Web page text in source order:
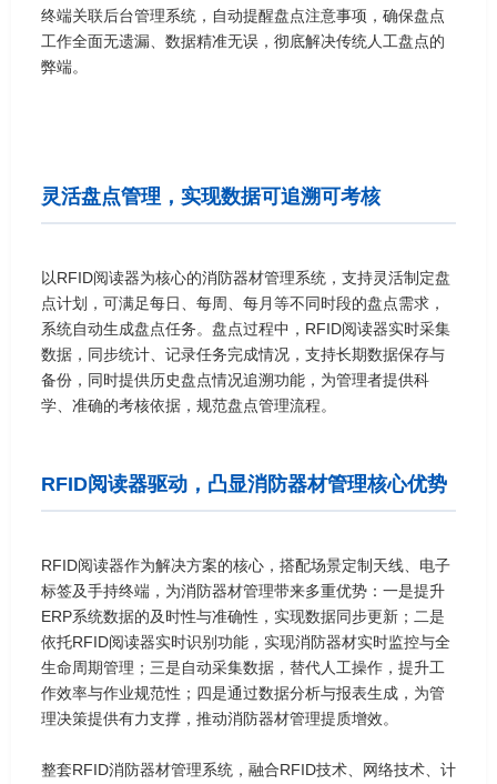
终端关联后台管理系统，自动提醒盘点注意事项，确保盘点
工作全面无遗漏、数据精准无误，彻底解决传统人工盘点的
弊端。
灵活盘点管理，实现数据可追溯可考核
以RFID阅读器为核心的消防器材管理系统，支持灵活制定盘
点计划，可满足每日、每周、每月等不同时段的盘点需求，
系统自动生成盘点任务。盘点过程中，RFID阅读器实时采集
数据，同步统计、记录任务完成情况，支持长期数据保存与
备份，同时提供历史盘点情况追溯功能，为管理者提供科
学、准确的考核依据，规范盘点管理流程。
RFID阅读器驱动，凸显消防器材管理核心优势
RFID阅读器作为解决方案的核心，搭配场景定制天线、电子
标签及手持终端，为消防器材管理带来多重优势：一是提升
ERP系统数据的及时性与准确性，实现数据同步更新；二是
依托RFID阅读器实时识别功能，实现消防器材实时监控与全
生命周期管理；三是自动采集数据，替代人工操作，提升工
作效率与作业规范性；四是通过数据分析与报表生成，为管
理决策提供有力支撑，推动消防器材管理提质增效。
整套RFID消防器材管理系统，融合RFID技术、网络技术、计